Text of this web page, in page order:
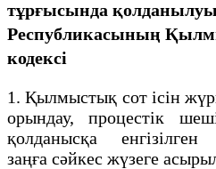
тұрғысында
Республикасының
кодексi
1. Қылмыстық сот iсiн
орындау, процестік
қолданысқа енгізілген
заңға сәйкес жүзеге